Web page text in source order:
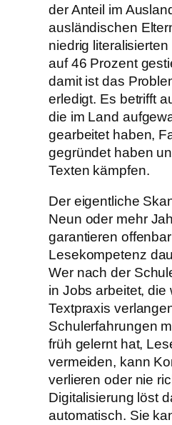
der Anteil im
ausländischen
niedrig
auf 46 Prozent
damit ist das
erledigt. Es betrifft
die im Land
gearbeitet haben,
gegründet haben
Texten kämpfen.
Der eigentliche
Neun oder mehr
garantieren
Lesekompetenz
Wer nach der
in Jobs arbeitet, die
Textpraxis
Schulerfahrungen
früh gelernt hat,
vermeiden, kann
verlieren oder nie
Digitalisierung löst
automatisch. Sie